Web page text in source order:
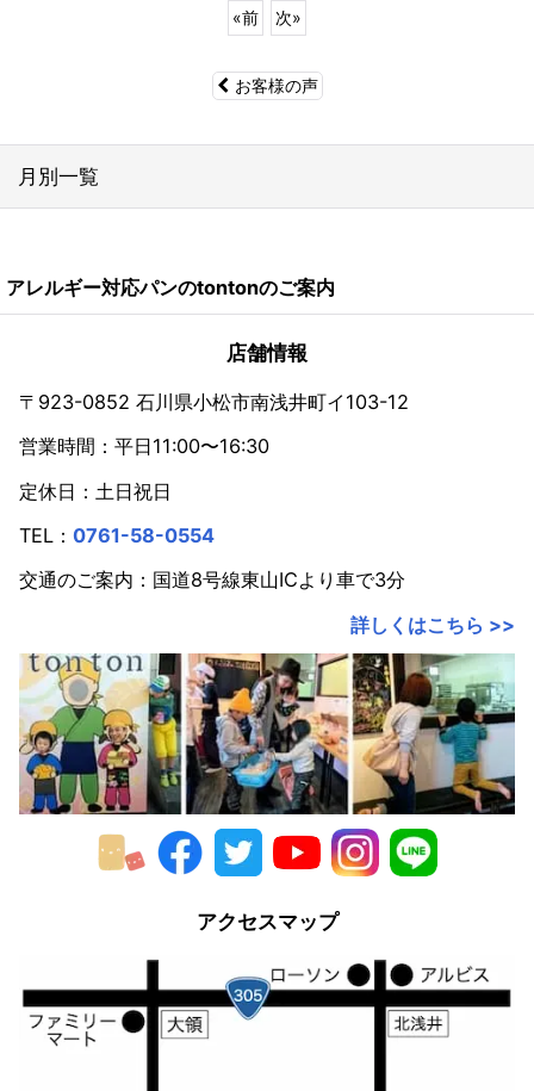
«前 次»
お客様の声
月別一覧
2024年
2022年
2021年
2020年
2019年
2018年
2016年
2015年
2014年
アレルギー対応パンのtontonのご案内
店舗情報
〒923-0852 石川県小松市南浅井町イ103-12
営業時間：平日11:00〜16:30
定休日：土日祝日
TEL： 0761-58-0554
交通のご案内：国道8号線東山ICより車で3分
詳しくはこちら >>
アクセスマップ